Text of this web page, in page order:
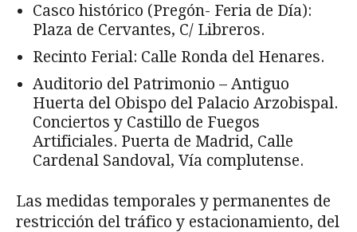
Casco histórico (Pregón- Feria de Día):
Plaza de Cervantes, C/ Libreros.
Recinto Ferial: Calle Ronda del Henares.
Auditorio del Patrimonio – Antiguo
Huerta del Obispo del Palacio Arzobispal.
Conciertos y Castillo de Fuegos
Artificiales. Puerta de Madrid, Calle
Cardenal Sandoval, Vía complutense.
Las medidas temporales y permanentes de
restricción del tráfico y estacionamiento, del